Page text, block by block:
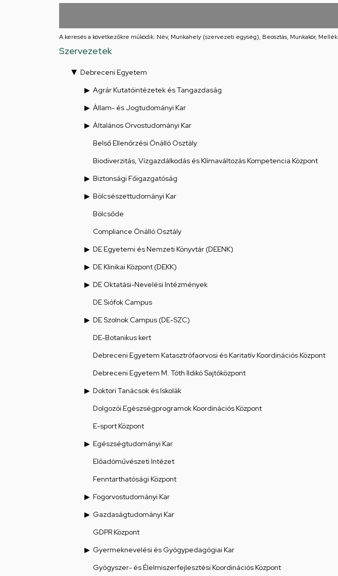
feladatellátási
A keresés a következőkre működik: Név, Munkahely (szervezeti egység), Beosztás, Munkakör, Mellék
Szervezetek
Debreceni Egyetem
Agrár Kutatóintézetek és Tangazdaság
Állam- és Jogtudományi Kar
Általános Orvostudományi Kar
Belső Ellenőrzési Önálló Osztály
Biodiverzitás, Vízgazdálkodás és Klímaváltozás Kompetencia Központ
Biztonsági Főigazgatóság
Bölcsészettudományi Kar
Bölcsőde
Compliance Önálló Osztály
DE Egyetemi és Nemzeti Könyvtár (DEENK)
DE Klinikai Központ (DEKK)
DE Oktatási-Nevelési Intézmények
DE Siófok Campus
DE Szolnok Campus (DE-SZC)
DE-Botanikus kert
Debreceni Egyetem Katasztrófaorvosi és Karitatív Koordinációs Központ
Debreceni Egyetem M. Tóth Ildikó Sajtóközpont
Doktori Tanácsok és Iskolák
Dolgozói Egészségprogramok Koordinációs Központ
E-sport Központ
Egészségtudományi Kar
Előadóművészeti Intézet
Fenntarthatósági Központ
Fogorvostudományi Kar
Gazdaságtudományi Kar
GDPR Központ
Gyermeknevelési és Gyógypedagógiai Kar
Gyógyszer- és Élelmiszerfejlesztési Koordinációs Központ